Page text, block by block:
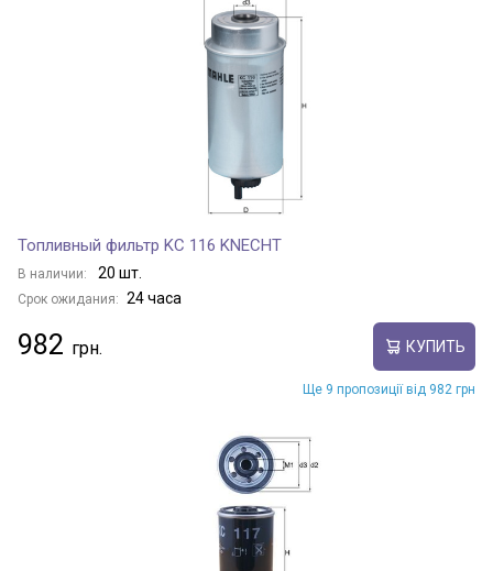
Топливный фильтр KC 116 KNECHT
В наличии: 20 шт.
Срок ожидания: 24 часа
982 КУПИТЬ
Ще 9 пропозиції від 982 грн